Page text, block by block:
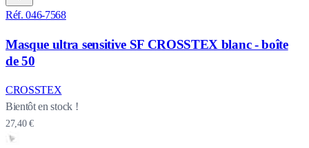
Réf. 046-7568
Masque ultra sensitive SF CROSSTEX blanc - boîte
de 50
CROSSTEX
Bientôt en stock !
27,40 €